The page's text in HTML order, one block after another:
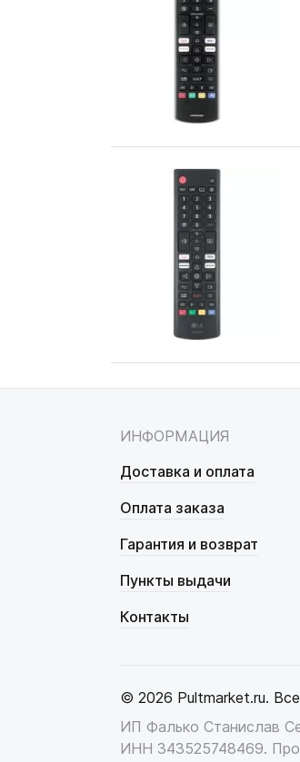
ИНФОРМАЦИЯ
Доставка и оплата
Оплата заказа
Гарантия и возврат
Пункты выдачи
Контакты
© 2026 Pultmarket.ru.
ИП Фалько Станислав
ИНН 343525748469.